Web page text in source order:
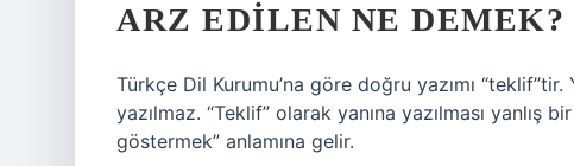
ARZ EDILEN NE DEMEK?
Türkçe Dil Kurumu’na göre doğru yazımı “teklif”tir.
yazılmaz. “Teklif” olarak yanına yazılması yanlış
göstermek” anlamına gelir.